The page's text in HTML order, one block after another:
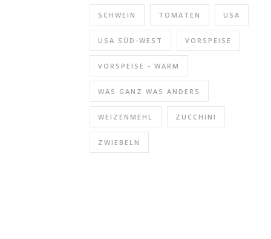
SCHWEIN TOMATEN USA
USA SÜD-WEST VORSPEISE
VORSPEISE - WARM
WAS GANZ WAS ANDERS
WEIZENMEHL ZUCCHINI
ZWIEBELN